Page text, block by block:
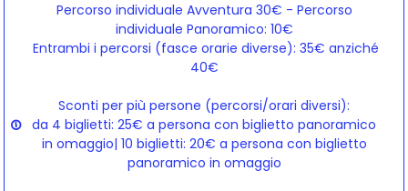
Percorso individuale Avventura 30€ - Percorso
individuale Panoramico: 10€
Entrambi i percorsi (fasce orarie diverse): 35€ anziché
40€
Sconti per più persone (percorsi/orari diversi):
da 4 biglietti: 25€ a persona con biglietto panoramico
in omaggio| 10 biglietti: 20€ a persona con biglietto
panoramico in omaggio